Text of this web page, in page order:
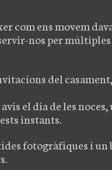
com ens movem
nos per
del
el dia de les
instants.
fotogràfiques i